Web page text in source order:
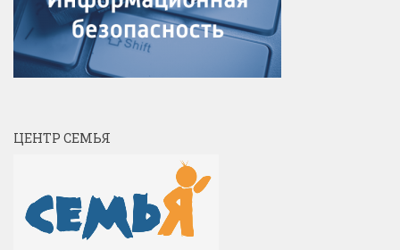
ЦЕНТР СЕМЬЯ